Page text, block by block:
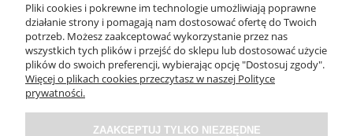
OBSŁUGA KLIENTA
O NAS / INFORMACJE
Pliki cookies i pokrewne im technologie umożliwiają poprawne
działanie strony i pomagają nam dostosować ofertę do Twoich
potrzeb. Możesz zaakceptować wykorzystanie przez nas
wszystkich tych plików i przejść do sklepu lub dostosować użycie
plików do swoich preferencji, wybierając opcję "Dostosuj zgody".
Więcej o plikach cookies przeczytasz w naszej Polityce
prywatności.
ZAAKCEPTUJ TYLKO NIEZBĘDNE